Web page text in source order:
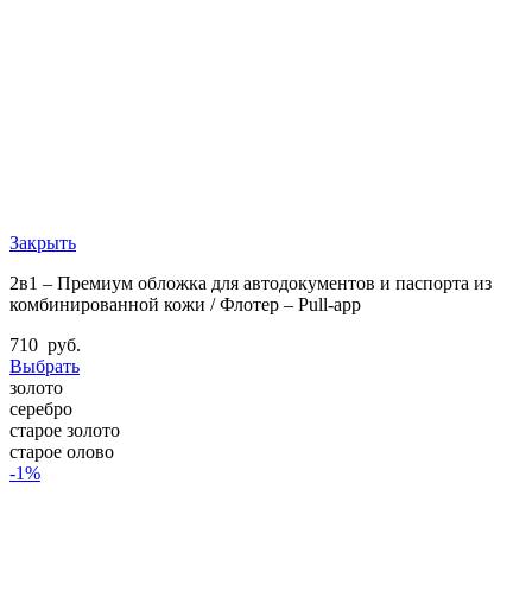
Закрыть
2в1 – Премиум обложка для автодокументов и паспорта из
комбинированной кожи / Флотер – Pull-app
710 руб.
Выбрать
золото
серебро
старое золото
старое олово
-1%